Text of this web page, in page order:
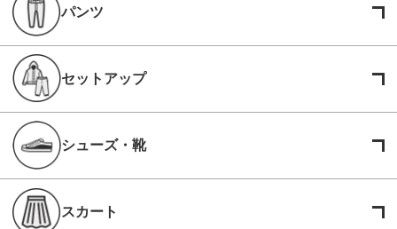
パンツ
セットアップ
シューズ・靴
スカート